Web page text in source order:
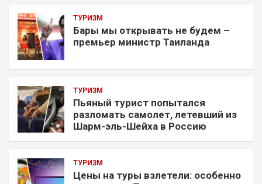
ТУРИЗМ
Бары мы открывать не будем –
премьер министр Таиланда
ТУРИЗМ
Пьяный турист попытался
разломать самолет, летевший из
Шарм-эль-Шейха в Россию
ТУРИЗМ
Цены на туры взлетели: особенно